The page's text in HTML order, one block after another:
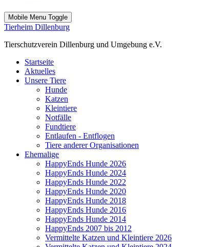
Mobile Menu Toggle
Tierheim Dillenburg
Tierschutzverein Dillenburg und Umgebung e.V.
Startseite
Aktuelles
Unsere Tiere
Hunde
Katzen
Kleintiere
Notfälle
Fundtiere
Entlaufen - Entflogen
Tiere anderer Organisationen
Ehemalige
HappyEnds Hunde 2026
HappyEnds Hunde 2024
HappyEnds Hunde 2022
HappyEnds Hunde 2020
HappyEnds Hunde 2018
HappyEnds Hunde 2016
HappyEnds Hunde 2014
HappyEnds 2007 bis 2012
Vermittelte Katzen und Kleintiere 2026